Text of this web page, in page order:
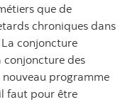
que de
chroniques dans
conjoncture
conjoncture des
nouveau programme
faut pour être